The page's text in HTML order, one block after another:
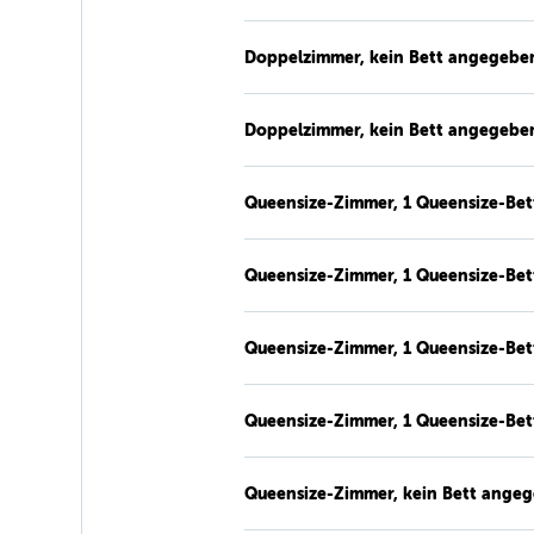
Doppelzimmer, kein Bett
Doppelzimmer, kein Bett
Queensize-Zimmer, 1 Queensize-
Queensize-Zimmer, 1 Queensize-
Queensize-Zimmer, 1 Queensize-
Queensize-Zimmer, 1 Queensize-
Queensize-Zimmer, kein Bett